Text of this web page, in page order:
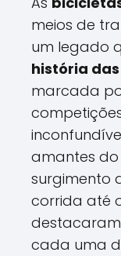
meios de
um legado
história
marcada
amantes do
surgimento
corrida até
cada uma